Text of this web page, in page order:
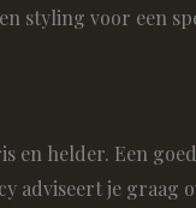
styling voor een
helder. Een
adviseert je